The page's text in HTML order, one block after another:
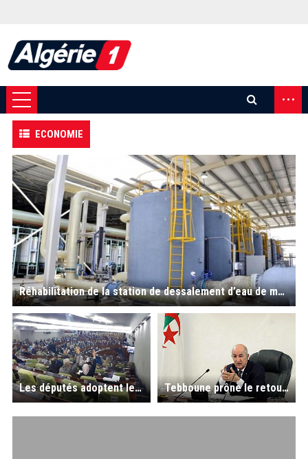
...
ECONOMIE
Réhabilitation de la station de dessalement d’eau de mer d’El-Mactaâ (Oran)
Les députés adoptent le projet de loi de finances 2022 Tebboune prône le retour aux fondamentaux de la diplomatie algérienne.